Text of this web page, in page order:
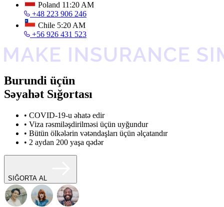
Poland 11:20 AM
+48 223 906 246
Chile 5:20 AM
+56 926 431 523
Burundi üçün
Səyahət Sığortası
• COVID-19-u əhatə edir
• Viza rəsmiləşdirilməsi üçün uyğundur
• Bütün ölkələrin vətəndaşları üçün əlçatandır
• 2 aydan 200 yaşa qədər
SIĞORTA AL